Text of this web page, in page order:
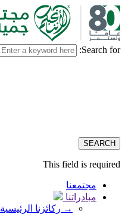
Search for:
This field is required
مجتمعنا
مبادراتنا
→ ركائزنا الرئيسية